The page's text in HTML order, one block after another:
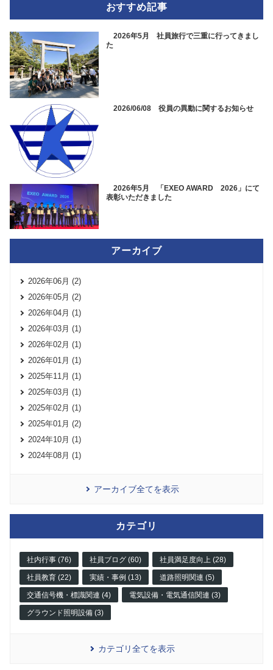
おすすめ記事
2026年5月 社員旅行で三重に行ってきまし
た
2026/06/08 役員の異動に関するお知らせ
2026年5月 「EXEO AWARD 2026」にて
表彰いただきました
アーカイブ
2026年06月 (2)
2026年05月 (2)
2026年04月 (1)
2026年03月 (1)
2026年02月 (1)
2026年01月 (1)
2025年11月 (1)
2025年03月 (1)
2025年02月 (1)
2025年01月 (2)
2024年10月 (1)
2024年08月 (1)
アーカイブ全てを表示
カテゴリ
社内行事 (76) 社員ブログ (60) 社員満足度向上 (28)
社員教育 (22) 実績・事例 (13) 道路照明関連 (5)
交通信号機・標識関連 (4) 電気設備・電気通信関連 (3)
グラウンド照明設備 (3)
カテゴリ全てを表示